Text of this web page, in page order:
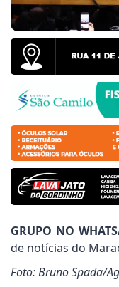
Povo pede
Guilhermina:
Jogos
GRUPO NO
de notícias do
Foto: Bruno Spada/